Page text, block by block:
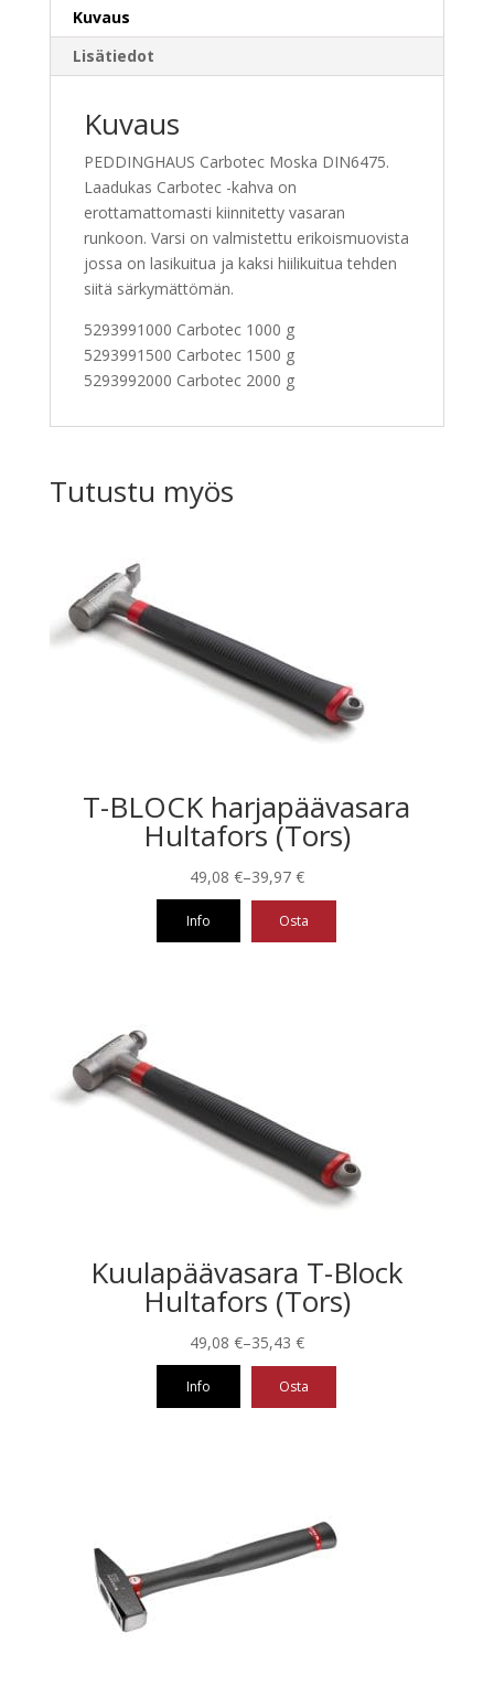
Kuvaus
Lisätiedot
Kuvaus
PEDDINGHAUS Carbotec Moska DIN6475.
Laadukas Carbotec -kahva on
erottamattomasti kiinnitetty vasaran
runkoon. Varsi on valmistettu erikoismuovista
jossa on lasikuitua ja kaksi hiilikuitua tehden
siitä särkymättömän.
5293991000 Carbotec 1000 g
5293991500 Carbotec 1500 g
5293992000 Carbotec 2000 g
Tutustu myös
T-BLOCK harjapäävasara
Hultafors (Tors)
39,97 €
–
49,08 €Hintaluokka:
39,97 €
Info Osta
muunnelma.
Voit
tehdä
Kuulapäävasara T-Block
Hultafors (Tors)
35,43 €
–
49,08 €Hintaluokka:
35,43 €
Info Osta
valinnat